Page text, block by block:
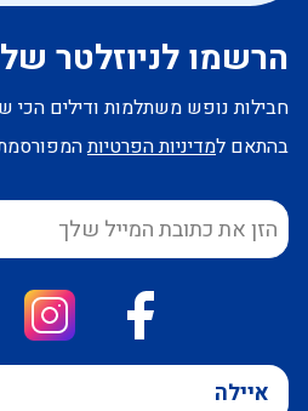
הרשמו לניוזלטר
חבילות נופש משתלמות ודילים הכי
בהתאם למדיניות הפרטיות
איילה